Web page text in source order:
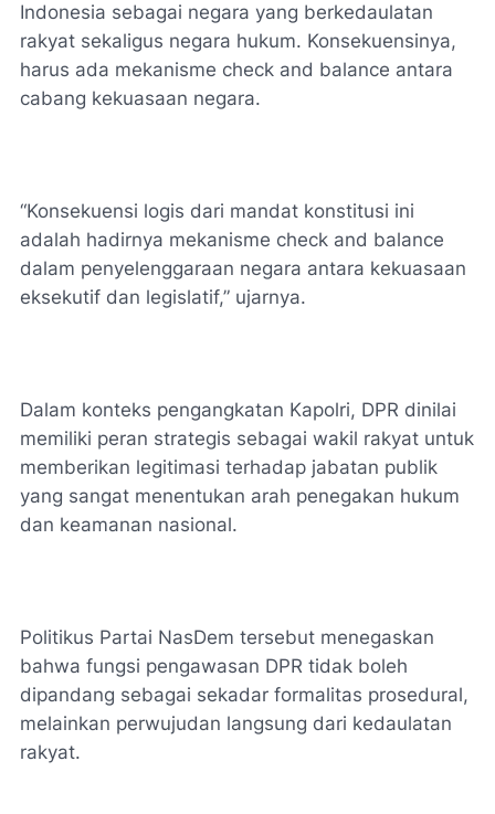
Indonesia sebagai negara yang berkedaulatan
rakyat sekaligus negara hukum. Konsekuensinya,
harus ada mekanisme check and balance antara
cabang kekuasaan negara.
“Konsekuensi logis dari mandat konstitusi ini
adalah hadirnya mekanisme check and balance
dalam penyelenggaraan negara antara kekuasaan
eksekutif dan legislatif,” ujarnya.
Dalam konteks pengangkatan Kapolri, DPR dinilai
memiliki peran strategis sebagai wakil rakyat untuk
memberikan legitimasi terhadap jabatan publik
yang sangat menentukan arah penegakan hukum
dan keamanan nasional.
Politikus Partai NasDem tersebut menegaskan
bahwa fungsi pengawasan DPR tidak boleh
dipandang sebagai sekadar formalitas prosedural,
melainkan perwujudan langsung dari kedaulatan
rakyat.